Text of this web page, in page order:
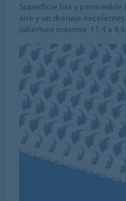
Superficie lisa y permeable
aire y un drenaje
(abertura máxima: 11,4 x